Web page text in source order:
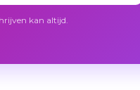
kan altijd.